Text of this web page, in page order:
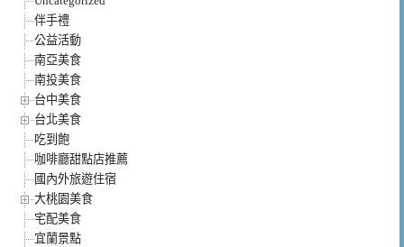
伴手禮
公益活動
南亞美食
南投美食
台中美食
台北美食
吃到飽
咖啡廳甜點店推薦
國內外旅遊住宿
大桃園美食
宅配美食
宜蘭景點